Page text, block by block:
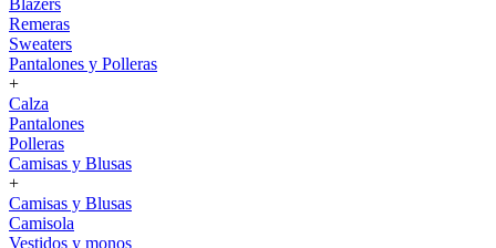
Blazers
Remeras
Sweaters
Pantalones y Polleras
+
Calza
Pantalones
Polleras
Camisas y Blusas
+
Camisas y Blusas
Camisola
Vestidos y monos